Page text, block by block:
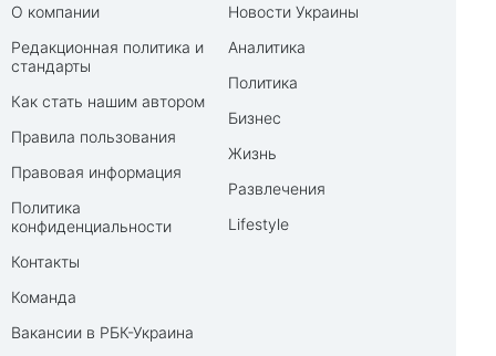
О компании
Редакционная политика и
стандарты
Как стать нашим автором
Правила пользования
Правовая информация
Политика
конфиденциальности
Контакты
Команда
Вакансии в РБК-Украина
Новости Украины
Аналитика
Политика
Бизнес
Жизнь
Развлечения
Lifestyle